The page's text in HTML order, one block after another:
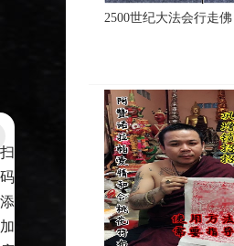
2500世纪大法会行走佛
扫
码
添
加